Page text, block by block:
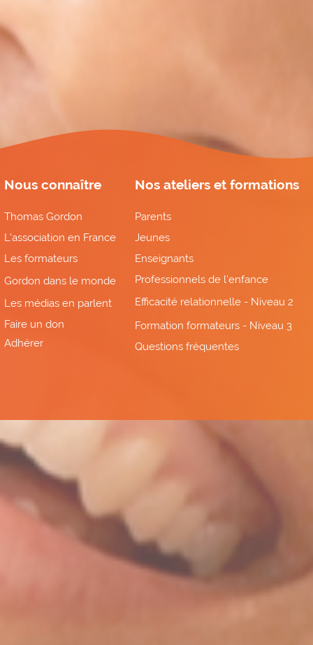
Nos ateliers et formations
Parents
Jeunes
Enseignants
Professionnels de l'enfance
Efficacité relationnelle - Niveau 2
Formation formateurs - Niveau 3
Questions fréquentes
Nous connaître
Thomas Gordon
L'association en France
Les formateurs
Gordon dans le monde
Les médias en parlent
Adhérer
Faire un don